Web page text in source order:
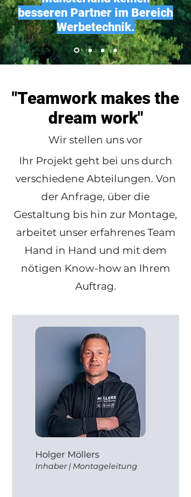
besseren Partner im Bereich
Werbetechnik.
"Teamwork makes the
dream work"
Wir stellen uns vor
Ihr Projekt geht bei uns durch
verschiedene Abteilungen. Von
der Anfrage, über die
Gestaltung bis hin zur Montage,
arbeitet unser erfahrenes Team
Hand in Hand und mit dem
nötigen Know-how an Ihrem
Auftrag.
Holger Möllers
Inhaber| Montageleitung